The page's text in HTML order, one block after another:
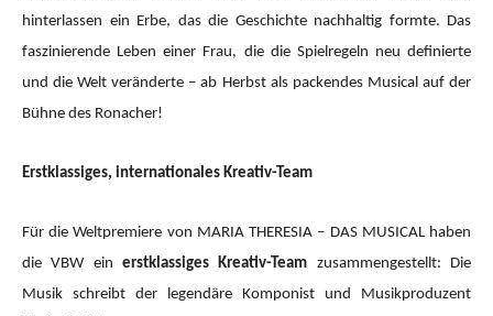
hinterlassen ein Erbe, das die Geschichte nachhaltig formte. Das
faszinierende Leben einer Frau, die die Spielregeln neu definierte
und die Welt veränderte – ab Herbst als packendes Musical auf der
Bühne des Ronacher!
Erstklassiges, internationales Kreativ-Team
Für die Weltpremiere von MARIA THERESIA – DAS MUSICAL haben
die VBW ein erstklassiges Kreativ-Team zusammengestellt: Die
Musik schreibt der legendäre Komponist und Musikproduzent